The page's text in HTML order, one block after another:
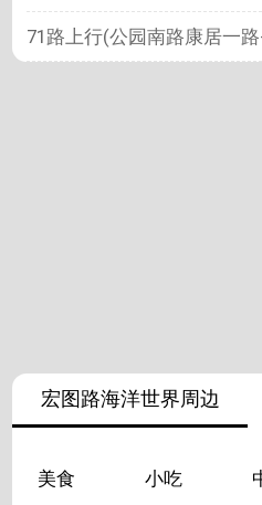
71路上行(公园南路康居一
宏图路海洋世界周边
美食 小吃